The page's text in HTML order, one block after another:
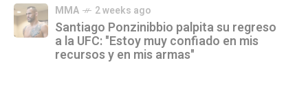
MMA 2 weeks ago
Santiago Ponzinibbio palpita su regreso
a la UFC: "Estoy muy confiado en mis
recursos y en mis armas"